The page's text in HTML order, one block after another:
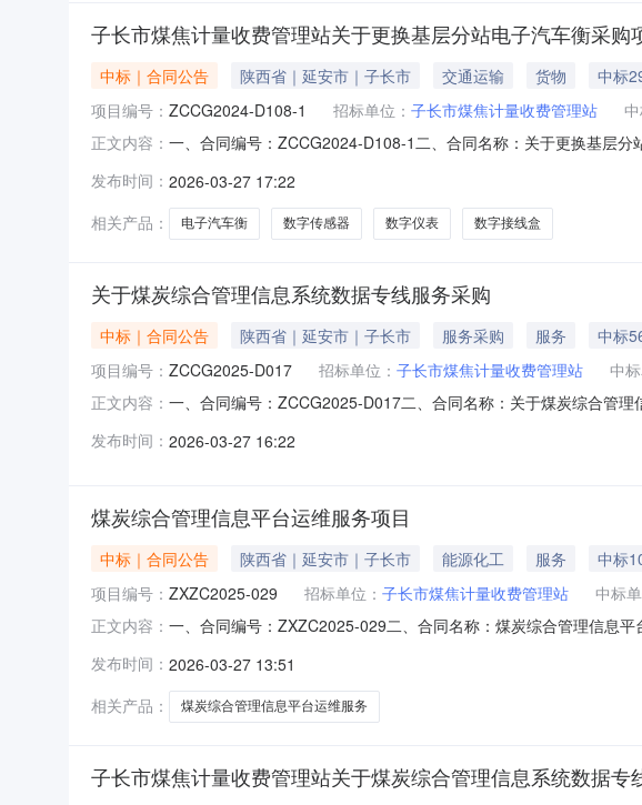
子长市煤焦计量收费管理站关于更换基层分站电子汽车衡采购
中标｜合同公告 陕西省｜延安市｜子长市 交通运输 货物
中标
项目编号： ZCCG2024-D108-1 招标单位： 子长市煤焦计量收费管理站
正文内容： 一、合同编号：ZCCG2024-D108-1二、合同名称：关于更换基层
头市稀土高新区交界营子旧党校院内联系方式：14747231257六、
发布时间： 2026-03-27 17:22
相关产品：
电子汽车衡 数字传感器 数字仪表 数字接线盒
关于煤炭综合管理信息系统数据专线服务采购
中标｜合同公告 陕西省｜延安市｜子长市 服务采购 服务
中标
项目编号： ZCCG2025-D017 招标单位： 子长市煤焦计量收费管理站 中
正文内容： 一、合同编号：ZCCG2025-D017二、合同名称：关于煤炭综合管
延安市宝塔区中心街移动大厦联系方式：13909118050六、合同主
发布时间： 2026-03-27 16:22
煤炭综合管理信息平台运维服务项目
中标｜合同公告 陕西省｜延安市｜子长市 能源化工 服务
中标
项目编号： ZXZC2025-029 招标单位： 子长市煤焦计量收费管理站 中标
正文内容： 一、合同编号：ZXZC2025-029二、合同名称：煤炭综合管理信息
系方式：17795943543六、合同主要信息主要标的名称：煤炭综合
发布时间： 2026-03-27 13:51
相关产品：
煤炭综合管理信息平台运维服务
子长市煤焦计量收费管理站关于煤炭综合管理信息系统数据